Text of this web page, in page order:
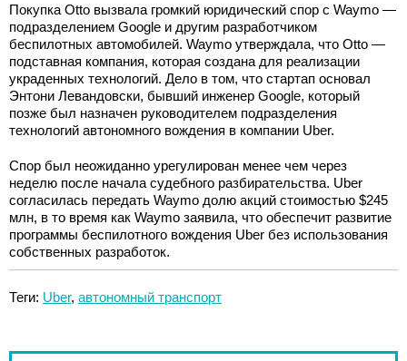
Покупка Otto вызвала громкий юридический спор с Waymo —
подразделением Google и другим разработчиком
беспилотных автомобилей. Waymo утверждала, что Otto —
подставная компания, которая создана для реализации
украденных технологий. Дело в том, что стартап основал
Энтони Левандовски, бывший инженер Google, который
позже был назначен руководителем подразделения
технологий автономного вождения в компании Uber.
Спор был неожиданно урегулирован менее чем через
неделю после начала судебного разбирательства. Uber
согласилась передать Waymo долю акций стоимостью $245
млн, в то время как Waymo заявила, что обеспечит развитие
программы беспилотного вождения Uber без использования
собственных разработок.
Теги: Uber, автономный транспорт